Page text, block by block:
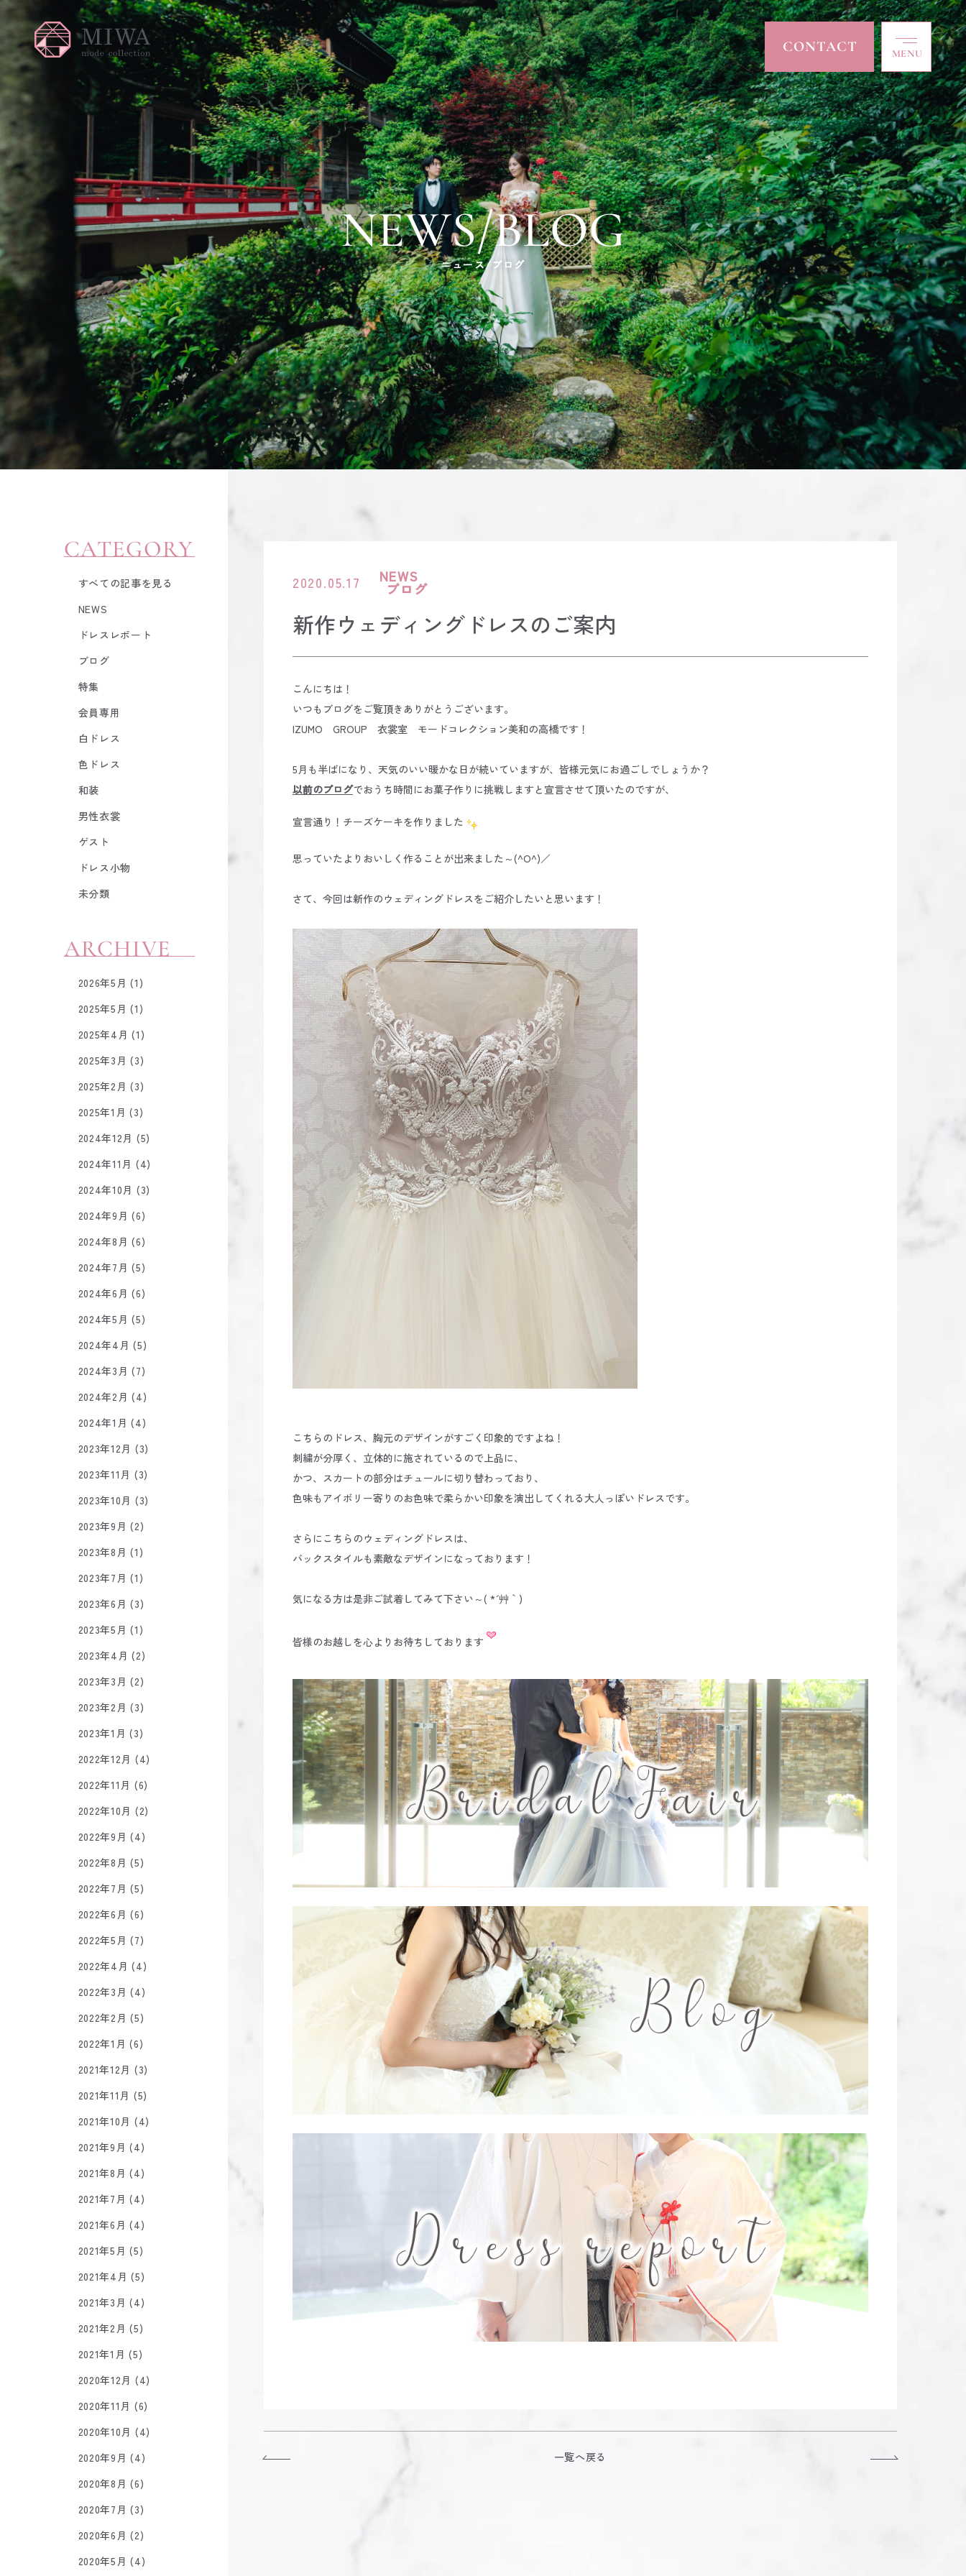
CONTACT MENU
TOP トップ
ABOUT 私たちについて
COLLECTION コレクション
ACCESSORY アクセサリー
ACCESS アクセス
NEWS / BLOG ニュース/ブログ
CONTACT
NEWS/BLOG
ニュース/ブログ
2020.05.17 NEWS
ブログ
新作ウェディングドレスのご案内
こんにちは！
いつもブログをご覧頂きありがとうございます。
IZUMO GROUP 衣裳室 モードコレクション美和の高橋です！
5月も半ばになり、天気のいい暖かな日が続いていますが、皆様元気にお過ごしでしょうか？
以前のブログでおうち時間にお菓子作りに挑戦しますと宣言させて頂いたのですが、
宣言通り！チーズケーキを作りました
思っていたよりおいしく作ることが出来ました～(^O^)／
さて、今回は新作のウェディングドレスをご紹介したいと思います！
こちらのドレス、胸元のデザインがすごく印象的ですよね！
刺繍が分厚く、立体的に施されているので上品に、
かつ、スカートの部分はチュールに切り替わっており、
色味もアイボリー寄りのお色味で柔らかい印象を演出してくれる大人っぽいドレスです。
さらにこちらのウェディングドレスは、
バックスタイルも素敵なデザインになっております！
気になる方は是非ご試着してみて下さい～( *´艸｀)
皆様のお越しを心よりお待ちしております
一覧へ戻る
CATEGORY
すべての記事を見る
NEWS
ドレスレポート
ブログ
特集
会員専用
白ドレス
色ドレス
和装
男性衣裳
ゲスト
ドレス小物
未分類
ARCHIVE
2026年5月 (1)
2025年5月 (1)
2025年4月 (1)
2025年3月 (3)
2025年2月 (3)
2025年1月 (3)
2024年12月 (5)
2024年11月 (4)
2024年10月 (3)
2024年9月 (6)
2024年8月 (6)
2024年7月 (5)
2024年6月 (6)
2024年5月 (5)
2024年4月 (5)
2024年3月 (7)
2024年2月 (4)
2024年1月 (4)
2023年12月 (3)
2023年11月 (3)
2023年10月 (3)
2023年9月 (2)
2023年8月 (1)
2023年7月 (1)
2023年6月 (3)
2023年5月 (1)
2023年4月 (2)
2023年3月 (2)
2023年2月 (3)
2023年1月 (3)
2022年12月 (4)
2022年11月 (6)
2022年10月 (2)
2022年9月 (4)
2022年8月 (5)
2022年7月 (5)
2022年6月 (6)
2022年5月 (7)
2022年4月 (4)
2022年3月 (4)
2022年2月 (5)
2022年1月 (6)
2021年12月 (3)
2021年11月 (5)
2021年10月 (4)
2021年9月 (4)
2021年8月 (4)
2021年7月 (4)
2021年6月 (4)
2021年5月 (5)
2021年4月 (5)
2021年3月 (4)
2021年2月 (5)
2021年1月 (5)
2020年12月 (4)
2020年11月 (6)
2020年10月 (4)
2020年9月 (4)
2020年8月 (6)
2020年7月 (3)
2020年6月 (2)
2020年5月 (4)